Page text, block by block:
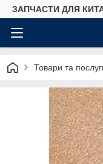
ЗАПЧАСТИ ДЛЯ
Товари та